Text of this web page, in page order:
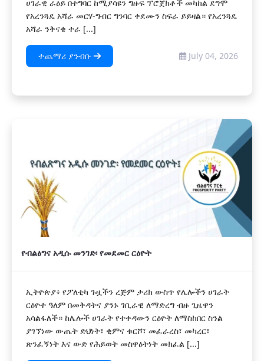
ሀገራዊ ራዕይ በተግባር ከሚያሳዩን ግዙፍ ፕሮጀክቶች መካከል ደግሞ
የአረንጓዴ አሻራ መርሃ-ግብር ግንባር ቀደሙን ስፍራ ይይዛል። የአረንጓዴ
አሻራ ንቅናቄ ተራ [...]
ተጨማሪ ያንብቡ July 04, 2026
የብልፅግና አዲሱ መንገድ፡ የመደመር ርዕዮት
ኢትዮጵያ፥ የፖለቲካ ጉዟችን ረጅም ታሪክ ውስጥ የሌሎችን ሀገራት
ርዕዮተ ዓለም በመቅዳትና ያንኑ ገቢራዊ ለማድረግ ብዙ ጊዜዋን
አሳልፋለች። ከሌሎች ሀገራት የተቀዳውን ርዕዮት ለማስከበር ስንል
ያገኘነው ውጤት ድህነት፣ ቂምና ቁርሾ፣ መፈራረስ፣ መካረር፣
ጽንፈኝነት እና ውድ የሕይወት መስዋዕትነት መክፈል [...]